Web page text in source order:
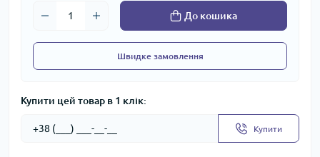
До кошика
Швидке замовлення
Купити цей товар в 1 клік:
Купити